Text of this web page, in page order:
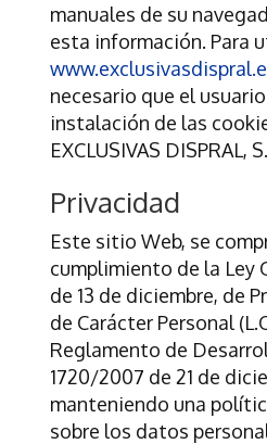
manuales de su
esta información. Para
necesario que el
instalación de las
EXCLUSIVAS DISPRAL,
Privacidad
Este sitio Web, se
cumplimiento de la Ley
de 13 de diciembre, de
de Carácter Personal
Reglamento de
1720/2007 de 21 de
manteniendo una
sobre los datos